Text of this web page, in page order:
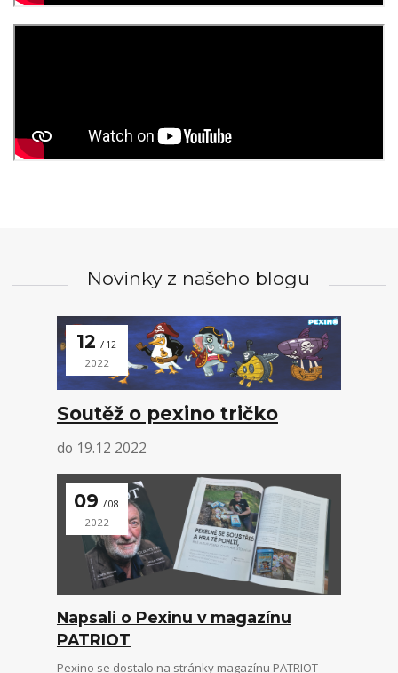
Novinky z našeho blogu
12 12
2022
Soutěž o pexino tričko
do 19.12 2022
09 08
2022
Napsali o Pexinu v magazínu
PATRIOT
Pexino se dostalo na stránky magazínu PATRIOT